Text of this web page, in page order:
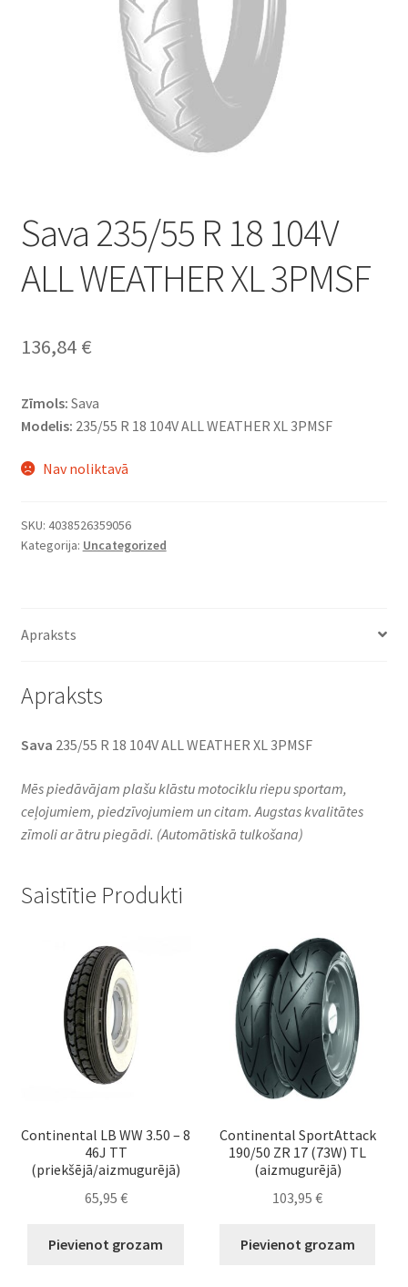
Sava 235/55 R 18 104V
ALL WEATHER XL 3PMSF
136,84 €
Zīmols: Sava
Modelis: 235/55 R 18 104V ALL WEATHER XL 3PMSF
Nav noliktavā
SKU: 4038526359056
Kategorija: Uncategorized
Apraksts
Apraksts
Sava 235/55 R 18 104V ALL WEATHER XL 3PMSF
Mēs piedāvājam plašu klāstu motociklu riepu sportam,
ceļojumiem, piedzīvojumiem un citam. Augstas kvalitātes
zīmoli ar ātru piegādi. (Automātiskā tulkošana)
Saistītie Produkti
Continental LB WW 3.50 – 8
46J TT
(priekšējā/aizmugurējā)
65,95 €
Pievienot grozam
Continental SportAttack
190/50 ZR 17 (73W) TL
(aizmugurējā)
103,95€
Pievienot grozam